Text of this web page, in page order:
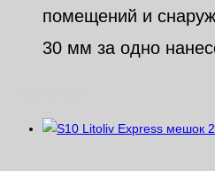
помещений и
30 мм за одно